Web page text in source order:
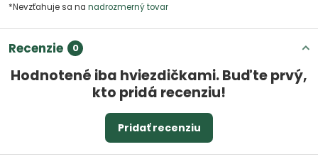
*Nevzťahuje sa na nadrozmerný tovar
Recenzie 0
Hodnotené iba hviezdičkami. Buďte prvý,
kto pridá recenziu!
Pridať recenziu